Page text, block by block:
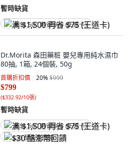
暫時缺貨
满 $1,500 再省 $75 (王道卡)
Dr.Morita 森田藥粧 嬰兒專用純水濕巾
80抽, 1箱, 24個裝, 50g
首購折扣價 20%$999
$799
($332.92/10張)
暫時缺貨
满 $1,500 再省 $75 (王道卡)
$30 酷澎幣回饋